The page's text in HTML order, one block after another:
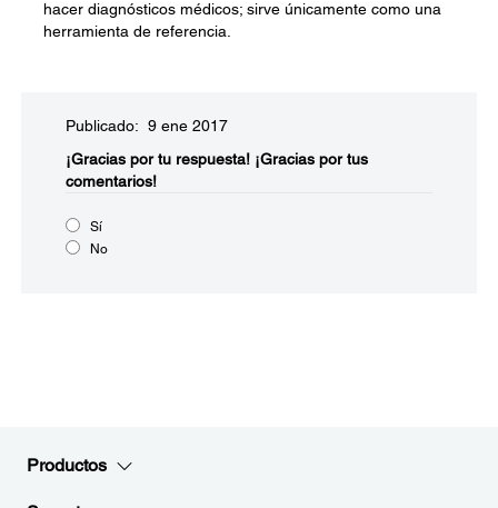
hacer diagnósticos médicos; sirve únicamente como una
herramienta de referencia.
Publicado: 9 ene 2017
¡Gracias por tu respuesta! ¡Gracias por tus
comentarios!
Sí
No
Productos